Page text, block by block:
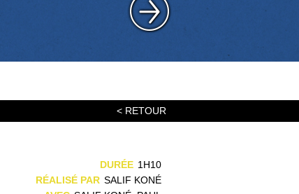
< RETOUR
DURÉE 1H10
RÉALISÉ PAR SALIF KONÉ